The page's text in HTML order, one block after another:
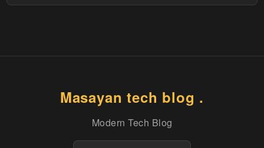
Masayan tech blog .
Modern Tech Blog